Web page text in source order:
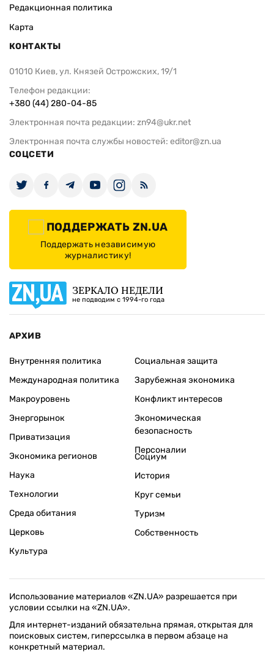
Редакционная политика
Карта
КОНТАКТЫ
01010 Киев, ул. Князей Острожских, 19/1
Телефон редакции:
+380 (44) 280-04-85
Электронная почта редакции: zn94@ukr.net
Электронная почта службы новостей: editor@zn.ua
СОЦСЕТИ
ПОДДЕРЖАТЬ ZN.UA
Поддержать независимую
журналистику!
ЗЕРКАЛО НЕДЕЛИ
не подводим с 1994-го года
АРХИВ
Внутренняя политика
Международная политика
Макроуровень
Энергорынок
Приватизация
Экономика регионов
Социальная защита
Зарубежная экономика
Конфликт интересов
Экономическая
безопасность
Персоналии
Наука
Технологии
Среда обитания
Церковь
Культура
Социум
История
Круг семьи
Туризм
Собственность
Использование материалов «ZN.UA» разрешается при
условии ссылки на «ZN.UA».
Для интернет-изданий обязательна прямая, открытая для
поисковых систем, гиперссылка в первом абзаце на
конкретный материал.